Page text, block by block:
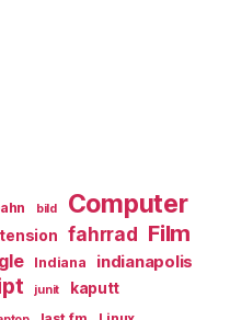
bild Computer
fahrrad Film
Indiana indianapolis
junit kaputt